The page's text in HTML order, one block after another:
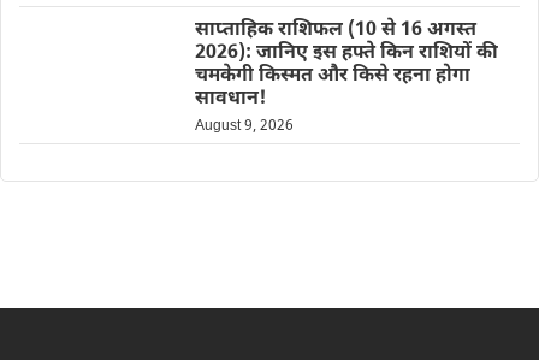
साप्ताहिक राशिफल (10 से 16 अगस्त
2026): जानिए इस हफ्ते किन राशियों की
चमकेगी किस्मत और किसे रहना होगा
सावधान!
August 9, 2026